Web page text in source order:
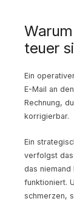
teuer
Ein
E-Mail an
Rechnung,
korrigierbar.
Ein
verfolgst das
das niemand
funktioniert.
schmerzen,